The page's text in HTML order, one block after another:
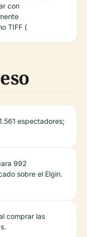
con
TIFF (
espectadores;
992
sobre el Elgin.
comprar las